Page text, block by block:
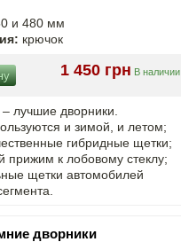
и 480 мм
крючок
1 450 грн В наличии
лучшие дворники.
и зимой, и летом;
гибридные щетки;
прижим к лобовому стеклу;
щетки автомобилей
дворники